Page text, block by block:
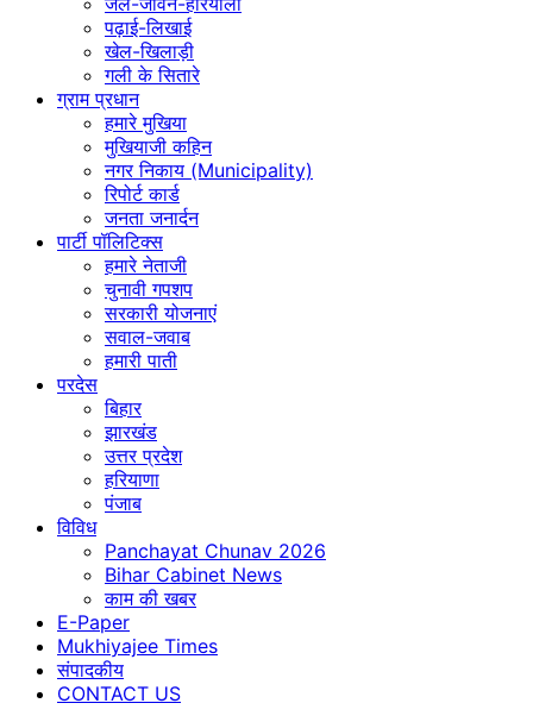
पढ़ाई-लिखाई
खेल-खिलाड़ी
गली के सितारे
ग्राम प्रधान
हमारे मुखिया
मुखियाजी कहिन
नगर निकाय (Municipality)
रिपोर्ट कार्ड
जनता जनार्दन
पार्टी पॉलिटिक्स
हमारे नेताजी
चुनावी गपशप
सरकारी योजनाएं
सवाल-जवाब
हमारी पाती
परदेस
बिहार
झारखंड
उत्तर प्रदेश
हरियाणा
पंजाब
विविध
Panchayat Chunav 2026
Bihar Cabinet News
काम की खबर
E-Paper
Mukhiyajee Times
संपादकीय
CONTACT US